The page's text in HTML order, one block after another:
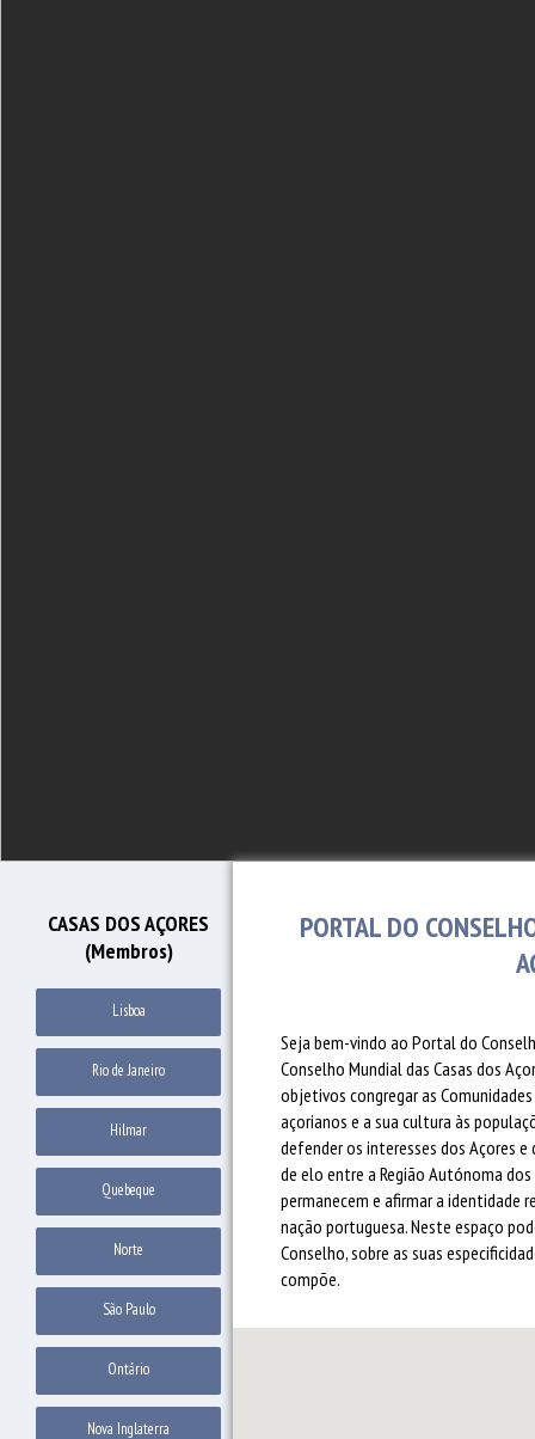
CASAS DOS AÇORES
(Membros)
Lisboa
Rio de Janeiro
Hilmar
Quebeque
Norte
São Paulo
Ontário
Nova Inglaterra
PORTAL DO
Seja bem-vindo ao Portal do
Conselho Mundial das Casas dos
objetivos congregar as
açorianos e a sua cultura às
defender os interesses dos Açores
de elo entre a Região Autónoma
permanecem e afirmar a identidade
nação portuguesa. Neste espaço
Conselho, sobre as suas
compõe.